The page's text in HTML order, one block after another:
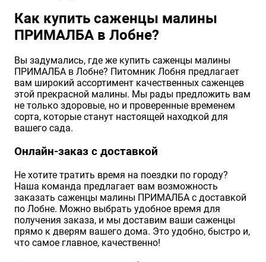
Как купить саженцы малины
ПРИМАЛБА в Лобне?
Вы задумались, где же купить саженцы малины
ПРИМАЛБА в Лобне? Питомник Лобня предлагает
вам широкий ассортимент качественных саженцев
этой прекрасной малины. Мы рады предложить вам
не только здоровые, но и проверенные временем
сорта, которые станут настоящей находкой для
вашего сада.
Онлайн-заказ с доставкой
Не хотите тратить время на поездки по городу?
Наша команда предлагает вам возможность
заказать саженцы малины ПРИМАЛБА с доставкой
по Лобне. Можно выбрать удобное время для
получения заказа, и мы доставим ваши саженцы
прямо к дверям вашего дома. Это удобно, быстро и,
что самое главное, качественно!